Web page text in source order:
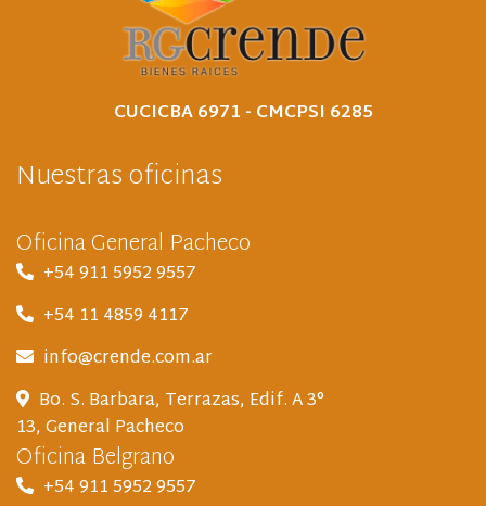
CUCICBA 6971 - CMCPSI 6285
Nuestras oficinas
Oficina General Pacheco
+54 911 5952 9557
+54 11 4859 4117
info@crende.com.ar
Bo. S. Barbara, Terrazas, Edif. A 3°
13, General Pacheco
Oficina Belgrano
+54 911 5952 9557